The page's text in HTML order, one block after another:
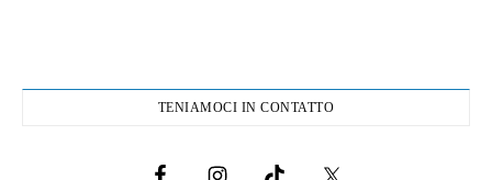
TENIAMOCI IN CONTATTO